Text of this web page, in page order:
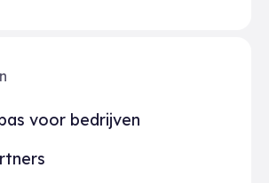
voor bedrijven